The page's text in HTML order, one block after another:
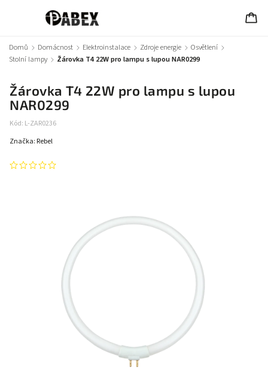
Domů / Domácnost / Elektroinstalace / Zdroje energie / Osvětlení /
Stolní lampy / Žárovka T4 22W pro lampu s lupou NAR0299
Žárovka T4 22W pro lampu s lupou
NAR0299
Kód: L-ZAR0236
Značka: Rebel